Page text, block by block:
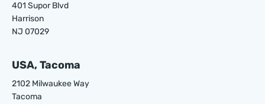
401 Supor Blvd
Harrison
NJ 07029
USA, Tacoma
2102 Milwaukee Way
Tacoma